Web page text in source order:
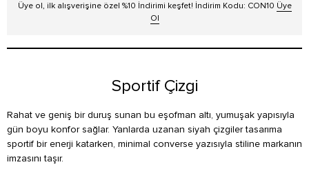
Üye ol, ilk alışverişine özel %10 İndirimi keşfet! İndirim Kodu: CON10 Üye
Ol
Sportif Çizgi
Rahat ve geniş bir duruş sunan bu eşofman altı, yumuşak yapısıyla
gün boyu konfor sağlar. Yanlarda uzanan siyah çizgiler tasarıma
sportif bir enerji katarken, minimal converse yazısıyla stiline markanın
imzasını taşır.